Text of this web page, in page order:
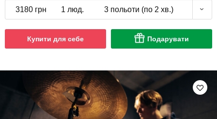
3180 грн 1 люд. 3 польоти (по 2 хв.)
Купити для себе Подарувати